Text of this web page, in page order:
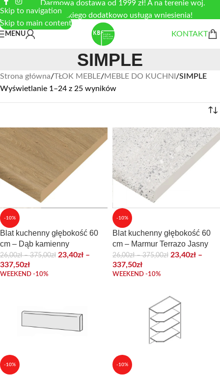
Skip to navigation
Skip to main content
Darmowa dostawa od 1999 zł! A na terenie woj.
łódzkiego dodatkowo usługa wniesienia!
MENU KONTAKT
SIMPLE
Strona główna/TŁOK MEBLE/MEBLE DO KUCHNI /SIMPLE
Wyświetlanie 1–24 z 25 wyników
-10%
Blat kuchenny głębokość 60
cm – Dąb kamienny
26,00zł – 375,00zł 23,40zł –
337,50zł
WEEKEND -10%
-10%
Blat kuchenny głębokość 60
cm – Marmur Terrazo Jasny
26,00zł – 375,00zł 23,40zł –
337,50zł
WEEKEND -10%
-10% -10%